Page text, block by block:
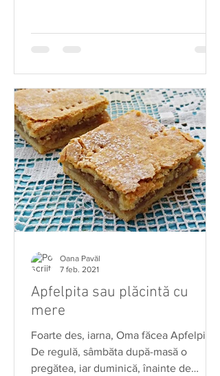
Apfelpita sau plăcintă cu
mere
Foarte des, iarna, Oma făcea Apfelpita.
De regulă, sâmbăta după-masă o
pregătea, iar duminică, înainte de
Oana Pavăl
7 feb. 2021